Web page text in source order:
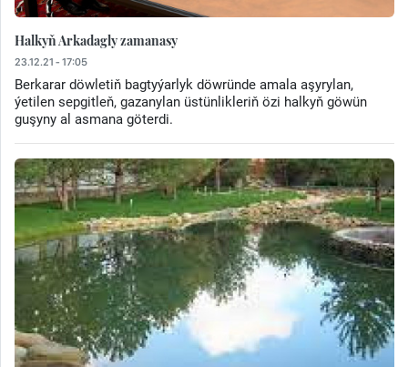
Halkyň Arkadagly zamanasy
23.12.21 - 17:05
Berkarar döwletiň bagtyýarlyk döwründe amala aşyrylan,
ýetilen sepgitleň, gazanylan üstünlikleriň özi halkyň göwün
guşyny al asmana göterdi.